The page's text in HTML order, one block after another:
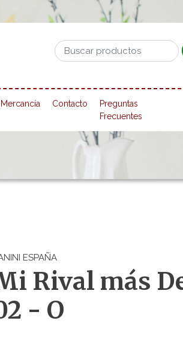
Mercancía Contacto
Preguntas
Frecuentes
ESPAÑA
Rival más
- O